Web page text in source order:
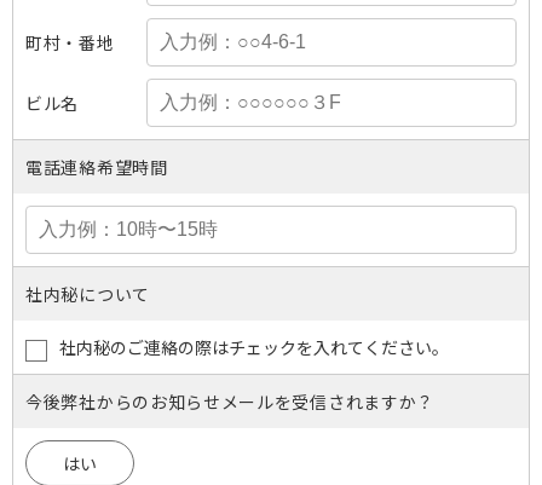
町村・番地
ビル名
電話連絡希望時間
社内秘について
社内秘のご連絡の際はチェックを入れてください。
今後弊社からのお知らせメールを受信されますか？
はい